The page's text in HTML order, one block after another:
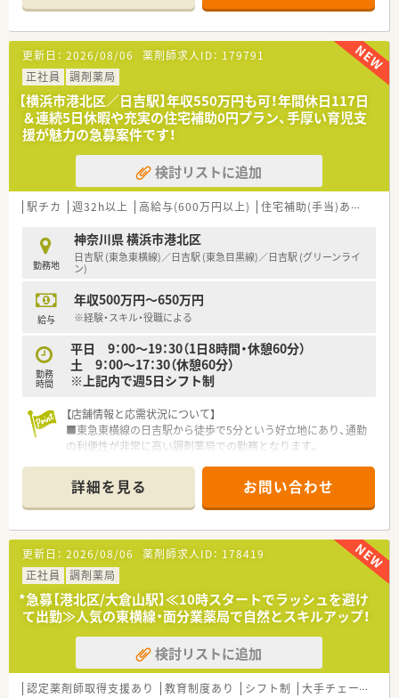
【店舗情報と応需状況について】
■日吉本町駅から徒歩3分という閑静な住宅街に位置しており、
毎日の通勤が非常に便利で働きやすい環境です。
■1階が薬局で2階が整形外科クリニックとなっており、専門性
の高い知識を深めながら業務に取り組めます。
■処方箋は1日平均70枚から80枚を応需しており、個人在宅への
お薬のお届け業務にも対応しております。
【募集背景と求める人物像について】
■患者様に寄り添い、ホスピタリティを持って丁寧で感じの良い
応対ができる方を積極的に募集しております。
■薬局での勤務経験が2年以上、または病院での勤務経験が3年
以上ある方を対象とした正社員の募集です。
る意欲的な薬剤師の方をお待ちしております。
【法人特徴について】
ている業界トップクラスの安定した企業です。
■人口が増加しているエリアでのシェアを確実に確保している
■現場の意見を大切にしながら、患者様の本質的な問題解決に取
り組むことを第一に掲げる社風が特徴です。
■女性が働きやすい環境作りを推進しており、産前産後休暇や育
児休業の取得実績が多数ある温かい職場です。
■育児休業からの復帰後も、お子様が小学3年生になるまで最大
■すでに制度を利用しているスタッフも多いため、周囲の理解が
深く、お互いに助け合いながら業務を進めます。
更新日： 2026/08/06 薬剤師求人ID： 179791
正社員
調剤薬局
【横浜市港北区／日吉駅】年収550万円も可！年間休日117日
＆連続5日休暇や充実の住宅補助0円プラン、手厚い育児支
援が魅力の急募案件です！
検討リストに追加
駅チカ 週32h以上 高給与(600万円以上) 住宅補助(手当)あり
勤務地
神奈川県 横浜市港北区
日吉駅 (東急東横線)／日吉駅 (東急目黒線)／日吉駅 (グリーンライ
ン)
給与
年収500万円～650万円
※経験・スキル・役職による
勤務
時間
平日 9：00～19：30（1日8時間・休憩60分）
土 9：00～17：30（休憩60分）
※上記内で週5日シフト制
【店舗情報と応需状況について】
■東急東横線の日吉駅から徒歩で5分という好立地にあり、通勤
の利便性が非常に高い調剤薬局での勤務となります。
ら60枚の処方箋を安定して受け付けている環境です。
■薬剤師は常勤3名とパート1名の体制であり、事務員も2名在籍
しているため、常に3名体制で業務を行えます。
【法人特徴について】
■関東や東海エリアの住宅街を中心に700店舗以上を展開して
おり、地域密着型の経営で安定した基盤を誇ります。
■30年以上にわたり連続成長を続けている業界トップクラスの
企業であり、強固な経営体制が大きな強みです。
■現場第一主義を掲げて経営陣も薬剤師の視点を大切にしてお
り、無理のない店舗運営と高い利益率を両立しています。
【想定される業務内容】
■調剤業務や服薬指導、監査といった基本的な薬局業務に加え、
詳細を見る お問い合わせ
更新日： 2026/08/06 薬剤師求人ID： 178419
正社員
調剤薬局
*急募【港北区/大倉山駅】≪10時スタートでラッシュを避け
て出勤≫人気の東横線・面分業薬局で自然とスキルアップ！
検討リストに追加
認定薬剤師取得支援あり 教育制度あり シフト制 大手チェーン